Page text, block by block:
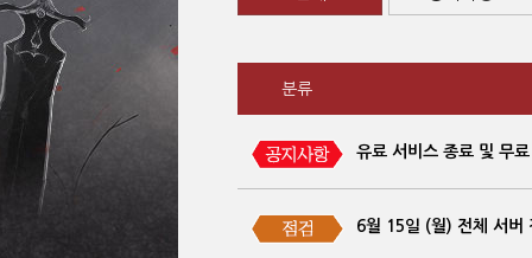
분류
유료 서비스 종료 및 무
6월 15일 (월) 전체 서버